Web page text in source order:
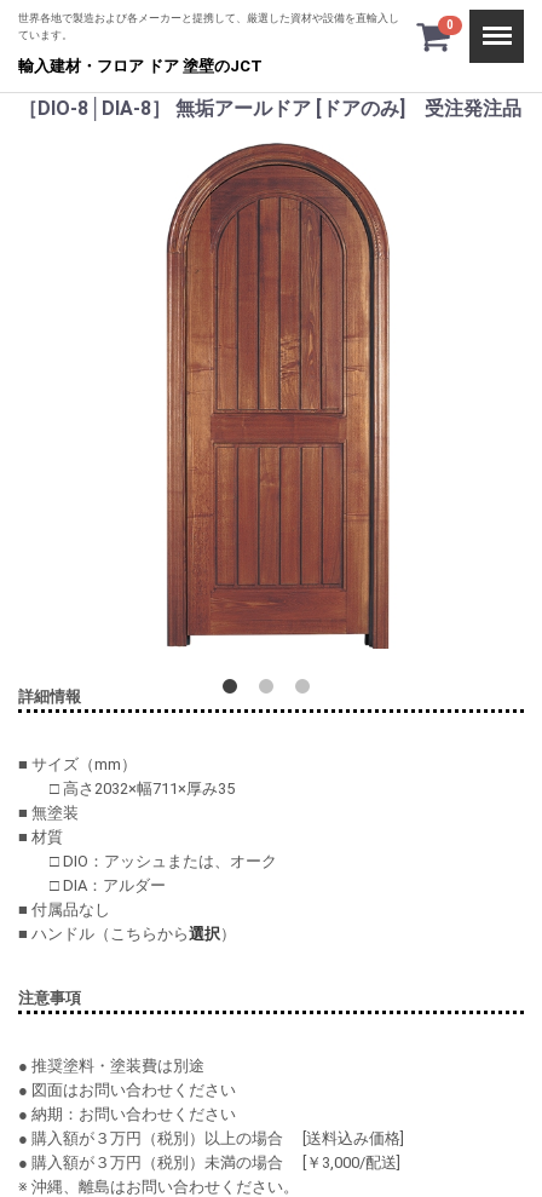
世界各地で製造および各メーカーと提携して、厳選した資材や設備を直輸入し
ています。
輸入建材・フロア ドア 塗壁のJCT
0
［DIO-8│DIA-8］ 無垢アールドア [ドアのみ] 受注発注品
詳細情報
■ サイズ（mm）
□ 高さ2032×幅711×厚み35
■ 無塗装
■ 材質
□ DIO：アッシュまたは、オーク
□ DIA：アルダー
■ 付属品なし
■ ハンドル（こちらから選択）
注意事項
● 推奨塗料・塗装費は別途
● 図面はお問い合わせください
● 納期：お問い合わせください
● 購入額が３万円（税別）以上の場合 [送料込み価格]
● 購入額が３万円（税別）未満の場合 [￥3,000/配送]
※ 沖縄、離島はお問い合わせください。